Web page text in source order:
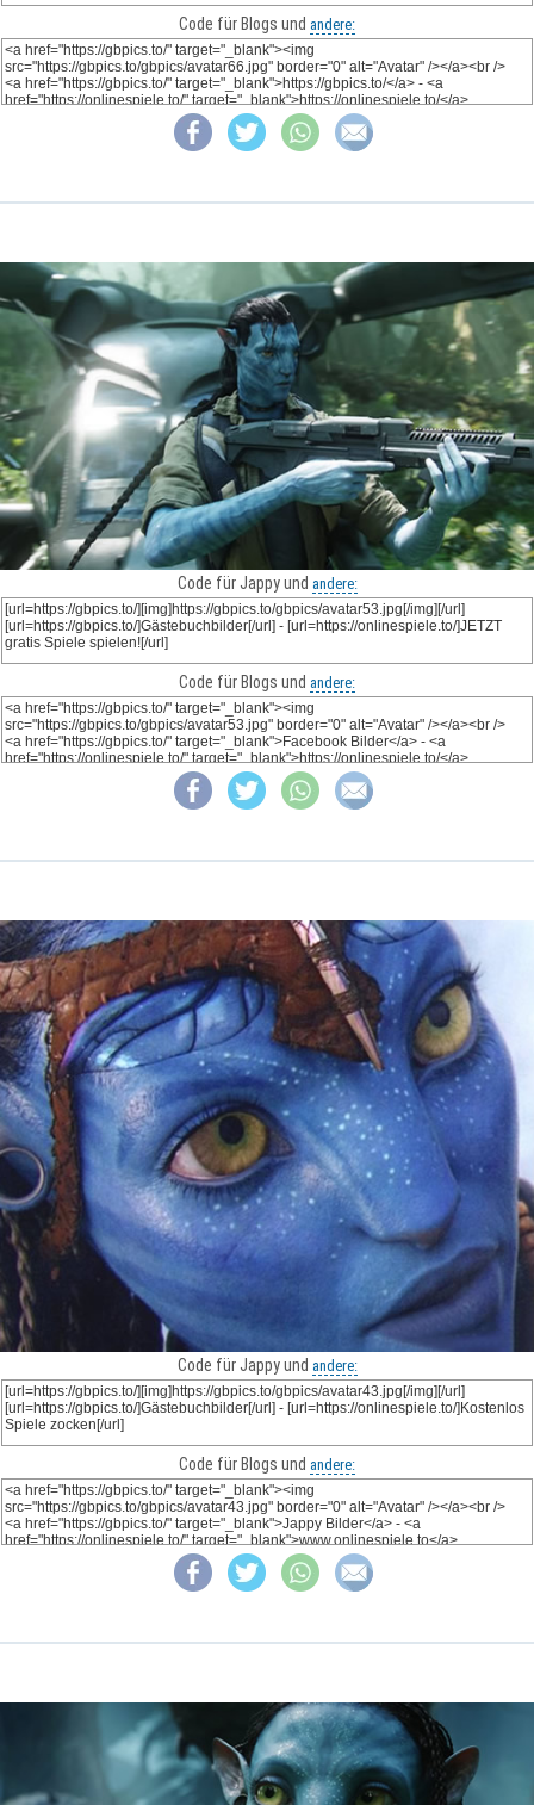
Code für Blogs und andere:
Code für Jappy und andere:
Code für Blogs und andere:
Code für Jappy und andere:
Code für Blogs und andere: